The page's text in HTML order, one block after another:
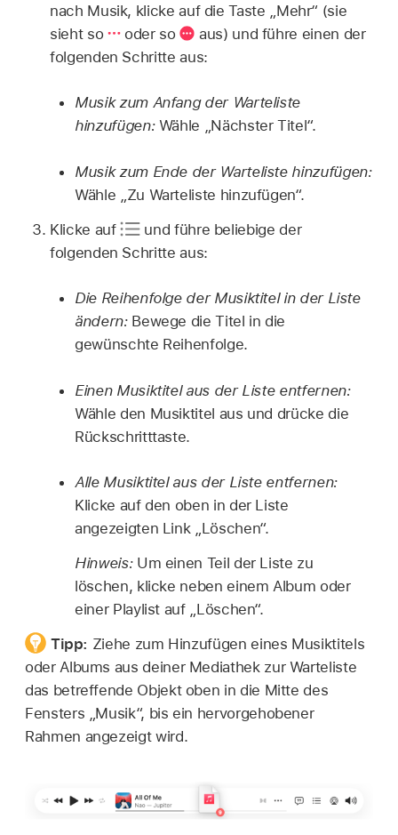
nach Musik, klicke auf die Taste „Mehr“ (sie
sieht so
oder so
aus) und führe einen der
folgenden Schritte aus:
Musik zum Anfang der Warteliste
hinzufügen:Wähle „Nächster Titel“.
Musik zum Ende der Warteliste hinzufügen:
Wähle „Zu Warteliste hinzufügen“.
Klicke auf
und führe beliebige der
folgenden Schritte aus:
Die Reihenfolge der Musiktitel in der Liste
ändern:Bewege die Titel in die
gewünschte Reihenfolge.
Einen Musiktitel aus der Liste entfernen:
Wähle den Musiktitel aus und drücke die
Rückschritttaste.
Alle Musiktitel aus der Liste entfernen:
Klicke auf den oben in der Liste
angezeigten Link „Löschen“.
Hinweis: Um einen Teil der Liste zu
löschen, klicke neben einem Album oder
einer Playlist auf „Löschen“.
Tipp: Ziehe zum Hinzufügen eines Musiktitels
oder Albums aus deiner Mediathek zur Warteliste
das betreffende Objekt oben in die Mitte des
Fensters „Musik“, bis ein hervorgehobener
Rahmen angezeigt wird.